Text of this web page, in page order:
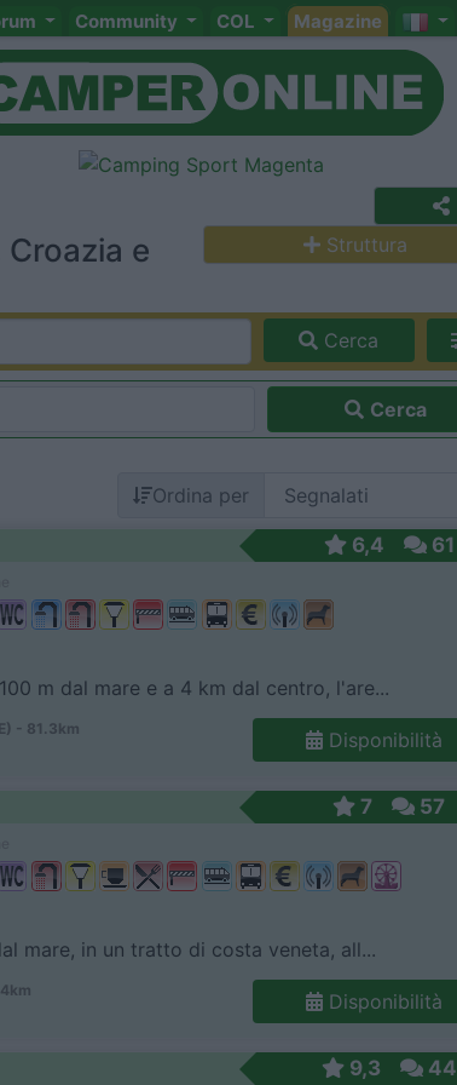
Community COL Magazine
e
Struttura
Cerca
Cerca
Ordina per
6,4 61
m dal mare e a 4 km dal centro, l'are...
- 81.3km
Disponibilità
7 57
mare, in un tratto di costa veneta, all...
Disponibilità
9,3 44